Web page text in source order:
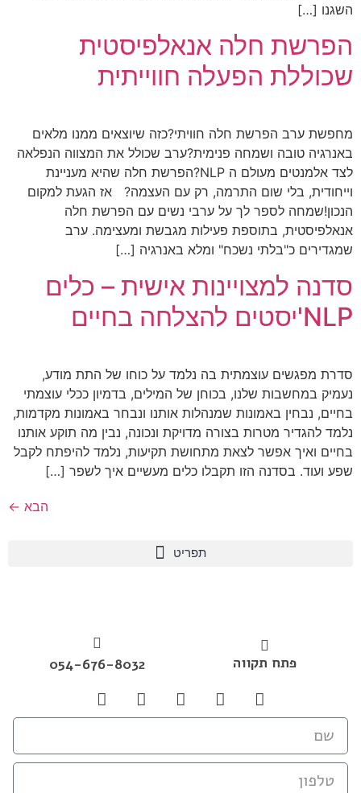
השגנו […]
הפרשת חלה אנאלפיסטית
שכוללת הפעלה חווייתית
מחפשת ערב הפרשת חלה חוויתי?כזה שיוצאים ממנו מלאים
באנרגיה טובה ושמחה פנימית?ערב שכולל את המצווה הנפלאה
לצד אלמנטים מעולם ה NLP?הפרשת חלה שהיא מעניינת
וייחודית, בלי שום התרמה, רק עם העצמה? אז הגעת למקום
הנכון!שמחה לספר לך על ערבי נשים עם הפרשת חלה
אנאלפיסטית, בתוספת פעילות מגבשת ומעצימה. ערב
שמגדירים כ"בלתי נשכח" ומלא באנרגיה […]
סדנה למצויינות אישית – כלים
NLP'יסטים להצלחה בחיים
סדרת מפגשים עוצמתית בה נלמד על כוחו של התת מודע,
נעמיק במחשבות שלנו, בכוחן של המילים, בדמיון ככלי עוצמתי
בחיים, נבחין באמונות שמנהלות אותנו ונבחר באמונות מקדמות,
נלמד להגדיר מטרות בצורה מדויקת ונכונה, נבין מה תוקע אותנו
בחיים ואיך אפשר לצאת מתחושת תקיעות, נלמד להיפתח לקבל
שפע ועוד. בסדנה הזו תקבלו כלים מעשיים איך לשפר […]
הבא ←
פתח תקווה 054-676-8032